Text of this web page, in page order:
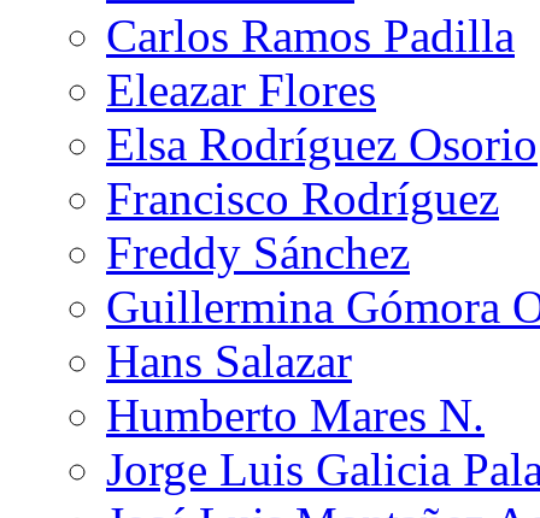
Carlos Ramos Padilla
Eleazar Flores
Elsa Rodríguez Osorio
Francisco Rodríguez
Freddy Sánchez
Guillermina Gómora
Hans Salazar
Humberto Mares N.
Jorge Luis Galicia